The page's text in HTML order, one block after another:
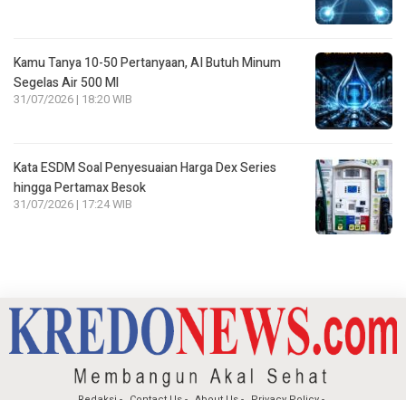
Kamu Tanya 10-50 Pertanyaan, AI Butuh Minum
Segelas Air 500 Ml
31/07/2026 | 18:20 WIB
Kata ESDM Soal Penyesuaian Harga Dex Series
hingga Pertamax Besok
31/07/2026 | 17:24 WIB